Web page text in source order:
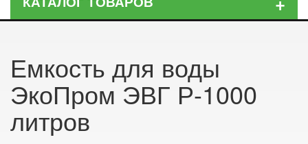
Емкость для воды
ЭкоПром ЭВГ Р-1000
литров